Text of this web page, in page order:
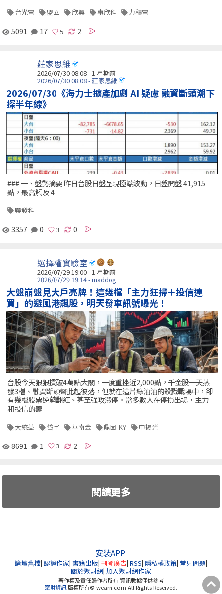
台光電 盟立 欣興 事欣科 力積電
5091 17 2
莊家思維
2026/07/30 08:08 - 1 星期前
2026/07/30 08:08 - 莊家思維
2026/07/30《海力士擴產加劇 AI 疑慮 融資斷頭潮下
探半年線》
### 一、盤勢摘要 昨日台股日盤呈現極端波動，日盤開盤 41,915
點，最高觸及 4
聯發科
3357 0 0
選擇權實驗室
2026/07/29 19:00 - 1 星期前
2026/07/29 19:14 - maddog
大盤崩盤見大戶亮牌！這幾檔「主力狂掃＋投信連
買」的避風港飆股，明天發車訊號曝光！
台股今天狠狠摜破4萬點大關，一度重挫近2,000點，千金股一天蒸
發3檔、融資斷頭聲此起彼落，但就在這片綠油油的殺戮戰場中，卻
有幾檔股票逆勢翻紅、甚至強攻漲停。當多數人在停損出場，主力
和投信的籌
大統益 岱宇 華南金 鼎固-KY 中揚光
8691 1 2
閱讀更多
安裝APP
論壇舊檔| 認證作家| 書籍出版| 刊登廣告| RSS| 隱私權政策| 常見問題|
關於聚財網| 加入聚財網作家
著作權及責任歸作者所有 資訊數據僅供參考
聚財資訊版權所有© wearn.com All Rights Reserved.